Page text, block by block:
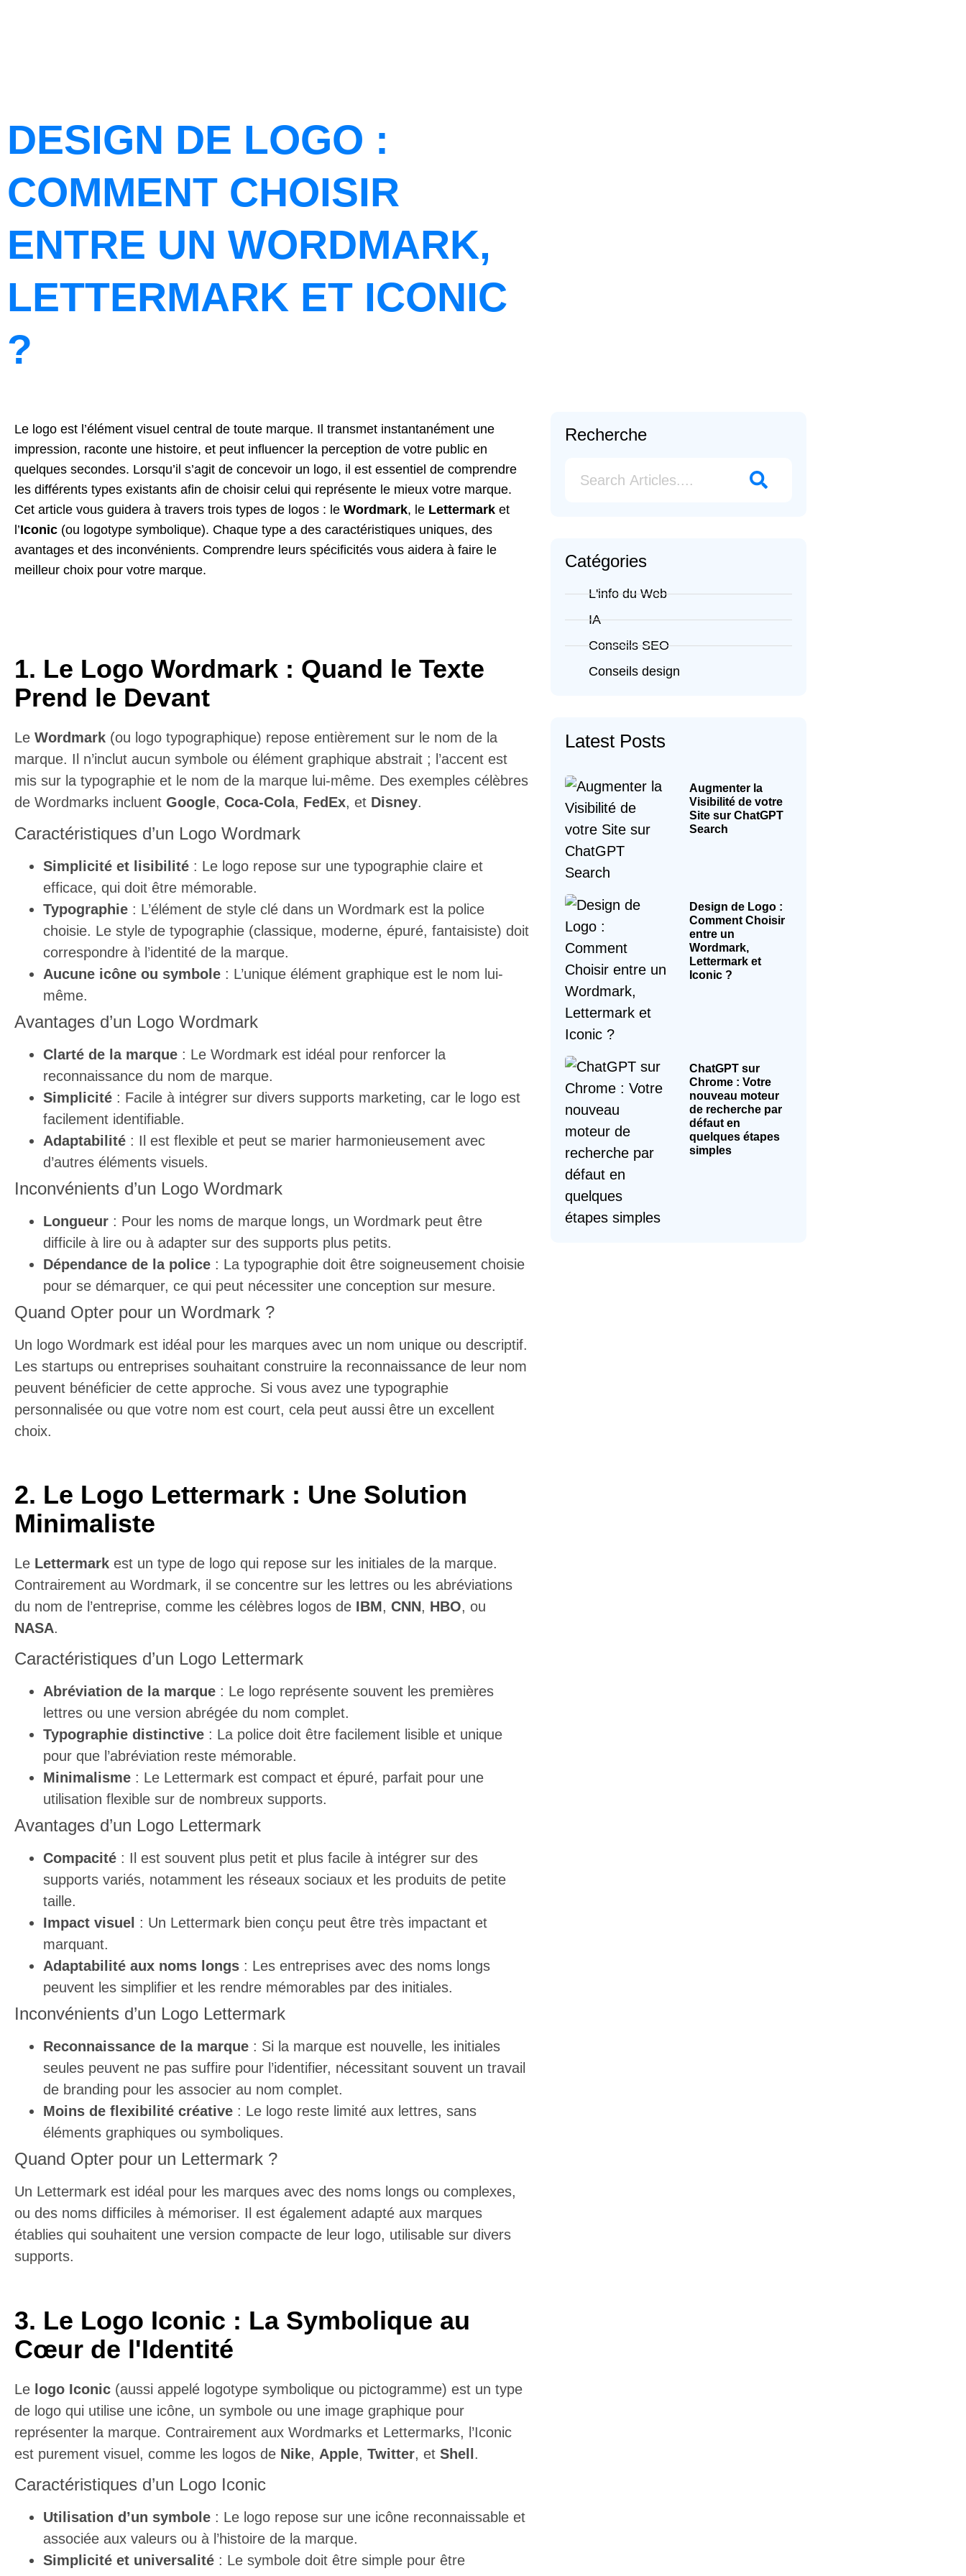
DESIGN DE LOGO :
COMMENT CHOISIR
ENTRE UN WORDMARK,
LETTERMARK ET ICONIC
?
Le logo est l’élément visuel central de toute marque. Il transmet instantanément une
impression, raconte une histoire, et peut influencer la perception de votre public en
quelques secondes. Lorsqu’il s’agit de concevoir un logo, il est essentiel de comprendre
les différents types existants afin de choisir celui qui représente le mieux votre marque.
Cet article vous guidera à travers trois types de logos : le Wordmark, le Lettermark et
l’Iconic (ou logotype symbolique). Chaque type a des caractéristiques uniques, des
avantages et des inconvénients. Comprendre leurs spécificités vous aidera à faire le
meilleur choix pour votre marque.
1. Le Logo Wordmark : Quand le Texte
Prend le Devant
Le Wordmark (ou logo typographique) repose entièrement sur le nom de la
marque. Il n’inclut aucun symbole ou élément graphique abstrait ; l’accent est
mis sur la typographie et le nom de la marque lui-même. Des exemples célèbres
de Wordmarks incluent Google, Coca-Cola, FedEx, et Disney.
Caractéristiques d’un Logo Wordmark
Simplicité et lisibilité : Le logo repose sur une typographie claire et
efficace, qui doit être mémorable.
Typographie : L’élément de style clé dans un Wordmark est la police
choisie. Le style de typographie (classique, moderne, épuré, fantaisiste) doit
correspondre à l’identité de la marque.
Aucune icône ou symbole : L’unique élément graphique est le nom lui-
même.
Avantages d’un Logo Wordmark
Clarté de la marque : Le Wordmark est idéal pour renforcer la
reconnaissance du nom de marque.
Simplicité : Facile à intégrer sur divers supports marketing, car le logo est
facilement identifiable.
Adaptabilité : Il est flexible et peut se marier harmonieusement avec
d’autres éléments visuels.
Inconvénients d’un Logo Wordmark
Longueur : Pour les noms de marque longs, un Wordmark peut être
difficile à lire ou à adapter sur des supports plus petits.
Dépendance de la police : La typographie doit être soigneusement choisie
pour se démarquer, ce qui peut nécessiter une conception sur mesure.
Quand Opter pour un Wordmark ?
Un logo Wordmark est idéal pour les marques avec un nom unique ou descriptif.
Les startups ou entreprises souhaitant construire la reconnaissance de leur nom
peuvent bénéficier de cette approche. Si vous avez une typographie
personnalisée ou que votre nom est court, cela peut aussi être un excellent
choix.
2. Le Logo Lettermark : Une Solution
Minimaliste
Le Lettermark est un type de logo qui repose sur les initiales de la marque.
Contrairement au Wordmark, il se concentre sur les lettres ou les abréviations
du nom de l’entreprise, comme les célèbres logos de IBM, CNN, HBO, ou
NASA.
Caractéristiques d’un Logo Lettermark
Abréviation de la marque : Le logo représente souvent les premières
lettres ou une version abrégée du nom complet.
Typographie distinctive : La police doit être facilement lisible et unique
pour que l’abréviation reste mémorable.
Minimalisme : Le Lettermark est compact et épuré, parfait pour une
utilisation flexible sur de nombreux supports.
Avantages d’un Logo Lettermark
Compacité : Il est souvent plus petit et plus facile à intégrer sur des
supports variés, notamment les réseaux sociaux et les produits de petite
taille.
Impact visuel : Un Lettermark bien conçu peut être très impactant et
marquant.
Adaptabilité aux noms longs : Les entreprises avec des noms longs
peuvent les simplifier et les rendre mémorables par des initiales.
Inconvénients d’un Logo Lettermark
Reconnaissance de la marque : Si la marque est nouvelle, les initiales
seules peuvent ne pas suffire pour l’identifier, nécessitant souvent un travail
de branding pour les associer au nom complet.
Moins de flexibilité créative : Le logo reste limité aux lettres, sans
éléments graphiques ou symboliques.
Quand Opter pour un Lettermark ?
Un Lettermark est idéal pour les marques avec des noms longs ou complexes,
ou des noms difficiles à mémoriser. Il est également adapté aux marques
établies qui souhaitent une version compacte de leur logo, utilisable sur divers
supports.
3. Le Logo Iconic : La Symbolique au
Cœur de l'Identité
Le logo Iconic (aussi appelé logotype symbolique ou pictogramme) est un type
de logo qui utilise une icône, un symbole ou une image graphique pour
représenter la marque. Contrairement aux Wordmarks et Lettermarks, l’Iconic
est purement visuel, comme les logos de Nike, Apple, Twitter, et Shell .
Caractéristiques d’un Logo Iconic
Utilisation d’un symbole : Le logo repose sur une icône reconnaissable et
associée aux valeurs ou à l’histoire de la marque.
Simplicité et universalité : Le symbole doit être simple pour être
Recherche
Catégories
L'info du Web
IA
Conseils SEO
Conseils design
Latest Posts
Augmenter la
Visibilité de votre
Site sur ChatGPT
Search
Design de Logo :
Comment Choisir
entre un
Wordmark,
Lettermark et
Iconic ?
ChatGPT sur
Chrome : Votre
nouveau moteur
de recherche par
défaut en
quelques étapes
simples